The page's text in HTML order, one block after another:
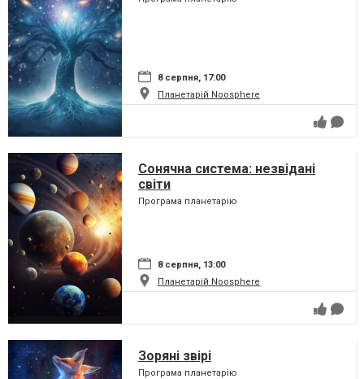
8 серпня, 17:00
Планетарій Noosphere
Сонячна система: незвідані
світи
Програма планетарію
8 серпня, 13:00
Планетарій Noosphere
Зоряні звірі
Програма планетарію